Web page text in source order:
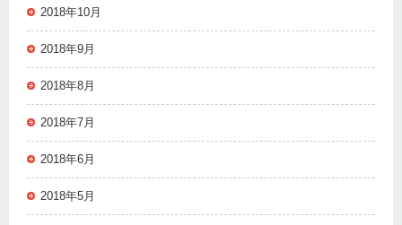
2018年10月
2018年9月
2018年8月
2018年7月
2018年6月
2018年5月